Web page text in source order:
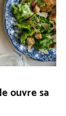
ouvre sa